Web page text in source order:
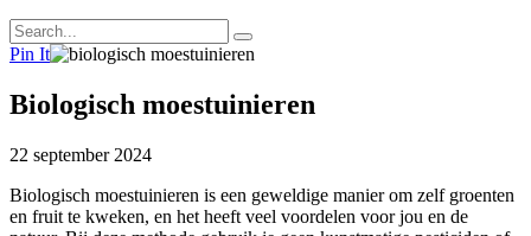
Pin It
Biologisch moestuinieren
22 september 2024
Biologisch moestuinieren is een geweldige manier om zelf groenten
en fruit te kweken, en het heeft veel voordelen voor jou en de